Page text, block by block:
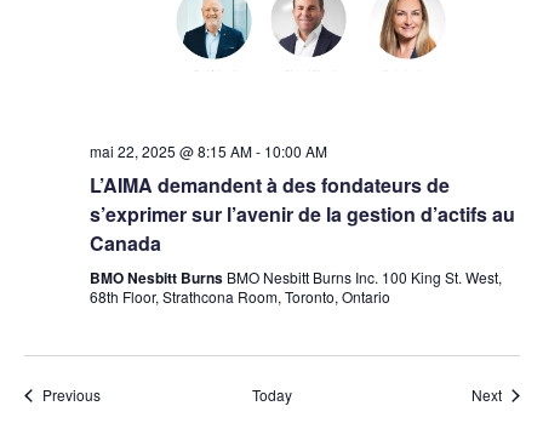
mai 22, 2025 @ 8:15 AM- 10:00 AM
L’AIMA demandent à des fondateurs de
s’exprimer sur l’avenir de la gestion d’actifs au
Canada
BMO Nesbitt Burns BMO Nesbitt Burns Inc. 100 King St. West,
68th Floor, Strathcona Room, Toronto, Ontario
PreviousEvents Today Next